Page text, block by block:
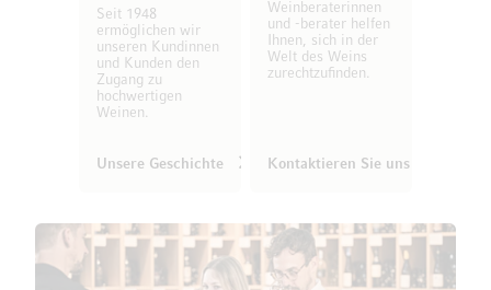
Seit 1948
ermöglichen wir
unseren Kundinnen
und Kunden den
Zugang zu
hochwertigen
Weinen.
Unsere Geschichte
Weinberaterinnen
und -berater helfen
Ihnen, sich in der
Welt des Weins
zurechtzufinden.
Kontaktieren Sie uns